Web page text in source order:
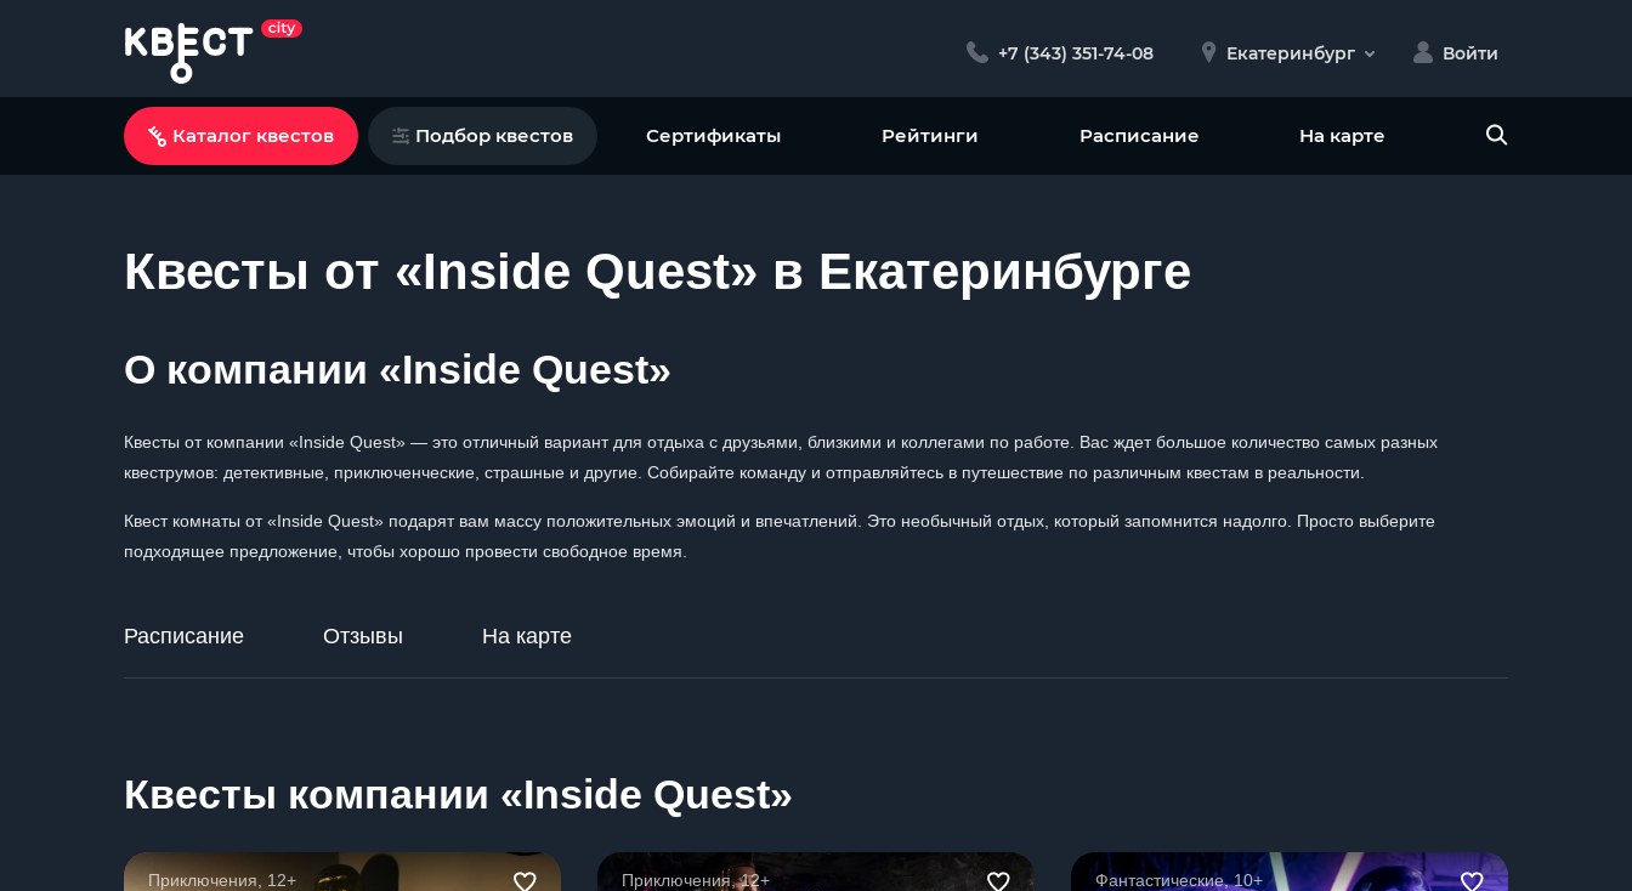
+7 (343) 351-74-08 Екатеринбург Войти
Каталог квестов Подбор квестов Сертификаты Рейтинги Расписание На карте
Квесты от «Inside Quest» в Екатеринбурге
О компании «Inside Quest»
Квесты от компании «Inside Quest» — это отличный вариант для отдыха с друзьями, близкими и коллегами по работе. Вас ждет большое количество самых разных
квеструмов: детективные, приключенческие, страшные и другие. Собирайте команду и отправляйтесь в путешествие по различным квестам в реальности.
Квест комнаты от «Inside Quest» подарят вам массу положительных эмоций и впечатлений. Это необычный отдых, который запомнится надолго. Просто выберите
подходящее предложение, чтобы хорошо провести свободное время.
Расписание Отзывы На карте
Квесты компании «Inside Quest»
Приключения, 12+ Приключения, 12+ Фантастические, 10+